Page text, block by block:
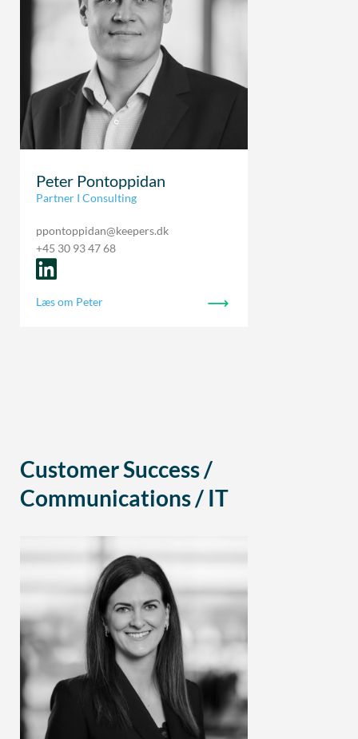
Peter Pontoppidan
Partner I Consulting
ppontoppidan@keepers.dk
+45 30 93 47 68
Læs om Peter
Customer Success /
Communications / IT